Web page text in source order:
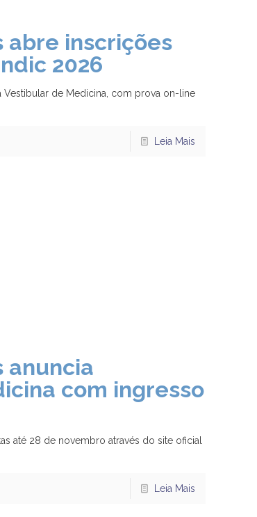
abre inscrições
2026
de Medicina, com prova on-line
Leia Mais
anuncia
com ingresso
até 28 de novembro através do site oficial
Leia Mais